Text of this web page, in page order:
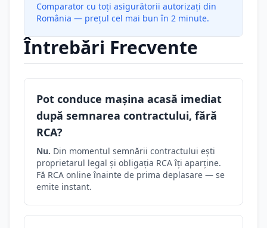
Comparator cu toți asigurătorii autorizați din
România — prețul cel mai bun în 2 minute.
Întrebări Frecvente
Pot conduce mașina acasă imediat
după semnarea contractului, fără
RCA?
Nu. Din momentul semnării contractului ești
proprietarul legal și obligația RCA îți aparține.
Fă RCA online înainte de prima deplasare — se
emite instant.